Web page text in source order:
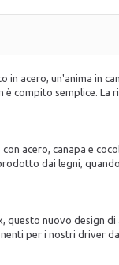
acero, un'anima in
compito semplice. La
acero, canapa e
dai legni,
questo nuovo design
per i nostri driver